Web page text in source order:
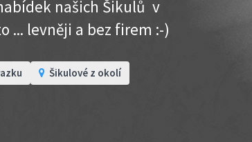
našich Šikulů v
... levněji a bez firem :-)
Šikulové z okolí